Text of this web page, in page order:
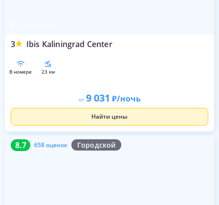
3 Ibis Kaliningrad Center
в номере 23 км
от 9 031 /ночь
Найти цены
8.7 658 оценок Городской
8.7 658 оценок